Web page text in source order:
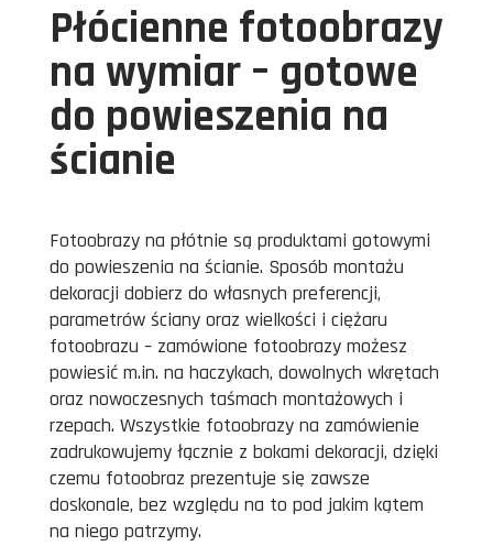
Płócienne fotoobrazy
na wymiar – gotowe
do powieszenia na
ścianie
Fotoobrazy na płótnie są produktami gotowymi
do powieszenia na ścianie. Sposób montażu
dekoracji dobierz do własnych preferencji,
parametrów ściany oraz wielkości i ciężaru
fotoobrazu – zamówione fotoobrazy możesz
powiesić m.in. na haczykach, dowolnych wkrętach
oraz nowoczesnych taśmach montażowych i
rzepach. Wszystkie fotoobrazy na zamówienie
zadrukowujemy łącznie z bokami dekoracji, dzięki
czemu fotoobraz prezentuje się zawsze
doskonale, bez względu na to pod jakim kątem
na niego patrzymy.